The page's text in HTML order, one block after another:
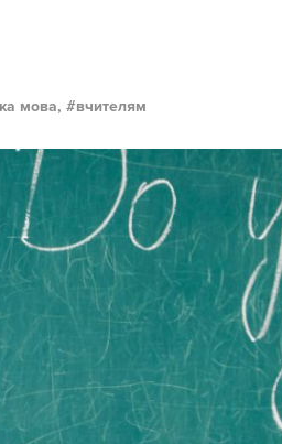
мова, вчителям